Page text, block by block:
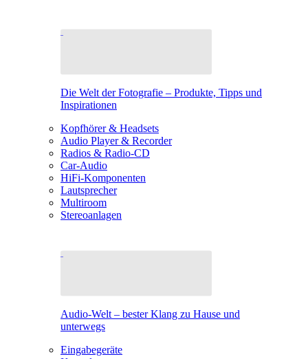
Die Welt der Fotografie – Produkte, Tipps und
Inspirationen
Kopfhörer & Headsets
Audio Player & Recorder
Radios & Radio-CD
Car-Audio
HiFi-Komponenten
Lautsprecher
Multiroom
Stereoanlagen
Audio-Welt – bester Klang zu Hause und
unterwegs
Eingabegeräte